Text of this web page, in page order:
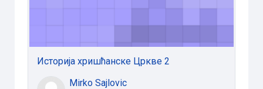
Историја хришћанске Цркве 2
Mirko Sajlovic